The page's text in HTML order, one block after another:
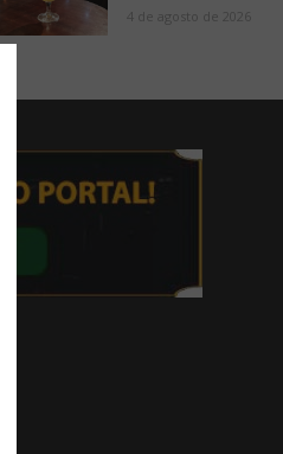
4 de agosto de 2026